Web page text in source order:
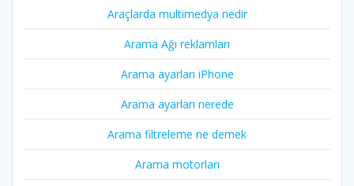
Araçlarda multimedya nedir
Arama Ağı reklamları
Arama ayarları iPhone
Arama ayarları nerede
Arama filtreleme ne demek
Arama motorları